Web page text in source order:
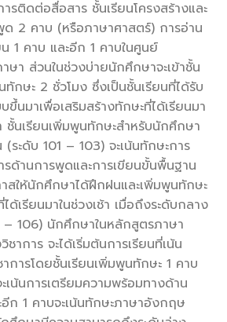
ารติดต่อสื่อสาร ชั้นเรียนโครงสร้างและ
2 คาบ (หรือภาษาศาสตร์) การอ่าน
น 1 คาบ และอีก 1 คาบในศูนย์
าษา ส่วนในช่วงบ่ายนักศึกษาจะเข้าชั้น
ทักษะ 2 ชั่วโมง ซึ่งเป็นชั้นเรียนที่ได้รับ
ขึ้นมาเพื่อเสริมสร้างทักษะที่ได้เรียนมา
ชั้นเรียนเพิ่มพูนทักษะสำหรับนักศึกษา
(ระดับ 101 – 103) จะเน้นทักษะการ
ด้านการพูดและการเขียนขั้นพื้นฐาน
าสให้นักศึกษาได้ฝึกฝนและเพิ่มพูนทักษะ
ด้เรียนมาในช่วงเช้า เมื่อถึงระดับกลาง
– 106) นักศึกษาในหลักสูตรภาษา
าการ จะได้เริ่มต้นการเรียนที่เน้น
าการโดยชั้นเรียนเพิ่มพูนทักษะ 1 คาบ
เน้นการเตรียมความพร้อมทางด้าน
อีก 1 คาบจะเน้นทักษะภาษาอังกฤษ